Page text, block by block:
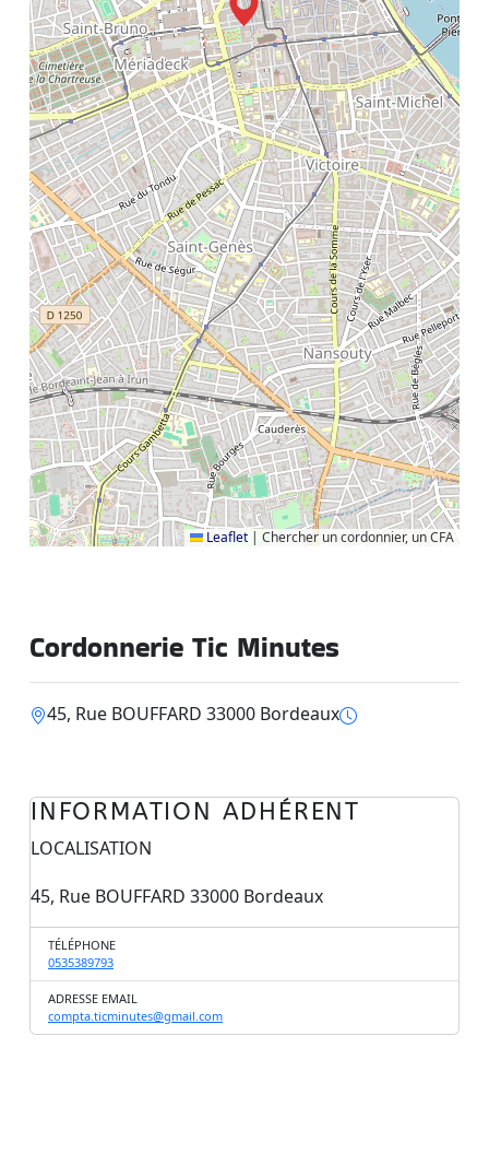
Leaflet | Chercher un cordonnier, un CFA
Cordonnerie Tic Minutes
45, Rue BOUFFARD 33000 Bordeaux
INFORMATION ADHÉRENT
LOCALISATION
45, Rue BOUFFARD 33000 Bordeaux
TÉLÉPHONE
0535389793
ADRESSE EMAIL
compta.ticminutes@gmail.com